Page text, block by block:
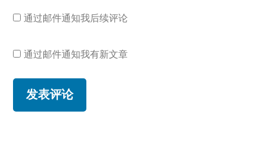
通过邮件通知我后续评论
通过邮件通知我有新文章